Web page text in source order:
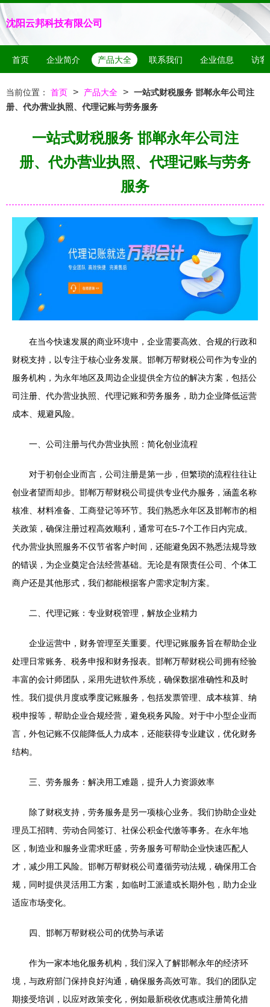
沈阳云邦科技有限公司
首页 企业简介 产品大全 联系我们 企业信息 访客
当前位置： 首页 > 产品大全 > 一站式财税服务 邯郸永年公司注
册、代办营业执照、代理记账与劳务服务
一站式财税服务 邯郸永年公司注
册、代办营业执照、代理记账与劳务
服务
在当今快速发展的商业环境中，企业需要高效、合规的行政和
财税支持，以专注于核心业务发展。邯郸万帮财税公司作为专业的
服务机构，为永年地区及周边企业提供全方位的解决方案，包括公
司注册、代办营业执照、代理记账和劳务服务，助力企业降低运营
成本、规避风险。
一、公司注册与代办营业执照：简化创业流程
对于初创企业而言，公司注册是第一步，但繁琐的流程往往让
创业者望而却步。邯郸万帮财税公司提供专业代办服务，涵盖名称
核准、材料准备、工商登记等环节。我们熟悉永年区及邯郸市的相
关政策，确保注册过程高效顺利，通常可在5-7个工作日内完成。
代办营业执照服务不仅节省客户时间，还能避免因不熟悉法规导致
的错误，为企业奠定合法经营基础。无论是有限责任公司、个体工
商户还是其他形式，我们都能根据客户需求定制方案。
二、代理记账：专业财税管理，解放企业精力
企业运营中，财务管理至关重要。代理记账服务旨在帮助企业
处理日常账务、税务申报和财务报表。邯郸万帮财税公司拥有经验
丰富的会计师团队，采用先进软件系统，确保数据准确性和及时
性。我们提供月度或季度记账服务，包括发票管理、成本核算、纳
税申报等，帮助企业合规经营，避免税务风险。对于中小型企业而
言，外包记账不仅能降低人力成本，还能获得专业建议，优化财务
结构。
三、劳务服务：解决用工难题，提升人力资源效率
除了财税支持，劳务服务是另一项核心业务。我们协助企业处
理员工招聘、劳动合同签订、社保公积金代缴等事务。在永年地
区，制造业和服务业需求旺盛，劳务服务可帮助企业快速匹配人
才，减少用工风险。邯郸万帮财税公司遵循劳动法规，确保用工合
规，同时提供灵活用工方案，如临时工派遣或长期外包，助力企业
适应市场变化。
四、邯郸万帮财税公司的优势与承诺
作为一家本地化服务机构，我们深入了解邯郸永年的经济环
境，与政府部门保持良好沟通，确保服务高效可靠。我们的团队定
期接受培训，以应对政策变化，例如最新税收优惠或注册简化措